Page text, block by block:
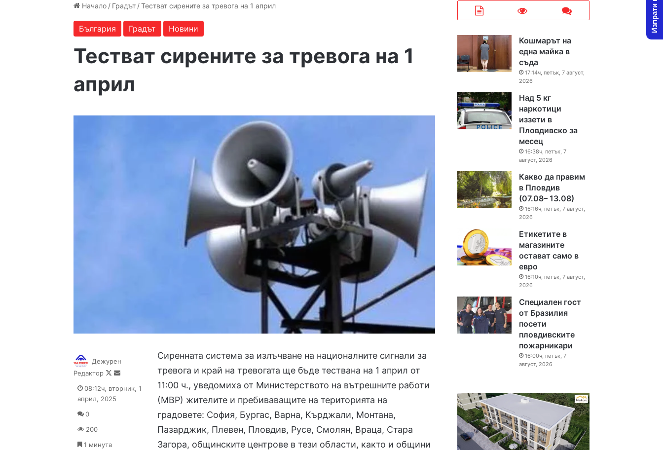
Начало / Градът / Тестват сирените за тревога на 1 април
България Градът Новини
Тестват сирените за тревога на 1
април
Сиренната система за излъчване на националните сигнали за
тревога и край на тревогата ще бъде тествана на 1 април от
11:00 ч., уведомиха от Министерството на вътрешните работи
(МВР) жителите и пребиваващите на територията на
градовете: София, Бургас, Варна, Кърджали, Монтана,
Пазарджик, Плевен, Пловдив, Русе, Смолян, Враца, Стара
Загора, общинските центрове в тези области, както и общини
Дежурен
Редактор
Follow
X
Send
email
08:12ч, вторник, 1
април, 2025
0
200
1 минута
Кошмарът на
една майка в
съда
17:14ч, петък, 7 август,
2026
Над 5 кг
наркотици
иззети в
Пловдивско за
месец
16:38ч, петък, 7
август, 2026
Какво да правим
в Пловдив
(07.08– 13.08)
16:16ч, петък, 7 август,
2026
Етикетите в
магазините
остават само в
евро
16:10ч, петък, 7 август,
2026
Специален гост
от Бразилия
посети
пловдивските
пожарникари
16:00ч, петък, 7
август, 2026